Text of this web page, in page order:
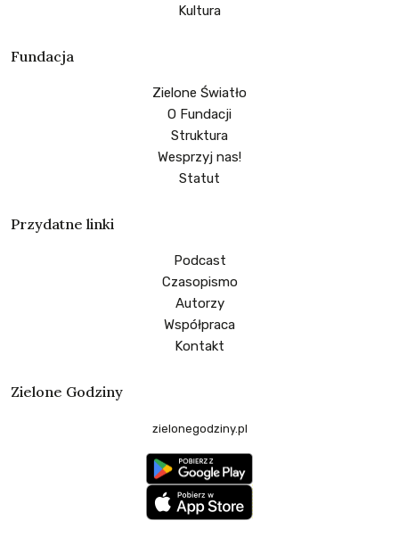
Kultura
Fundacja
Zielone Światło
O Fundacji
Struktura
Wesprzyj nas!
Statut
Przydatne linki
Podcast
Czasopismo
Autorzy
Współpraca
Kontakt
Zielone Godziny
zielonegodziny.pl